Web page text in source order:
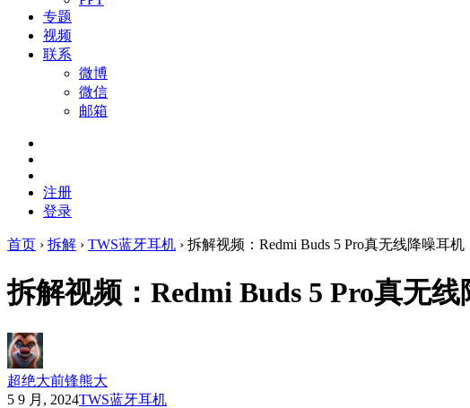
专题
视频
联系
微博
微信
邮箱
注册
登录
首页 › 拆解 › TWS蓝牙耳机 › 拆解视频：Redmi Buds 5 Pro真无线降噪耳机
拆解视频：Redmi Buds 5 Pro真无
超绝大前锋熊大
5 9 月, 2024TWS蓝牙耳机